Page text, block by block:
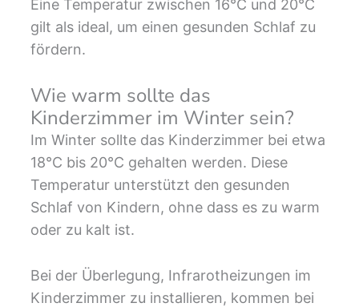
Eine Temperatur zwischen 16°C und 20°C
gilt als ideal, um einen gesunden Schlaf zu
fördern.
Wie warm sollte das
Kinderzimmer im Winter sein?
Im Winter sollte das Kinderzimmer bei etwa
18°C bis 20°C gehalten werden. Diese
Temperatur unterstützt den gesunden
Schlaf von Kindern, ohne dass es zu warm
oder zu kalt ist.
Bei der Überlegung, Infrarotheizungen im
Kinderzimmer zu installieren, kommen bei